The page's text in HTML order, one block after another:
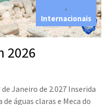
,
Internacionais
2026
de Janeiro de 2.027 Inserida
águas claras e Meca do